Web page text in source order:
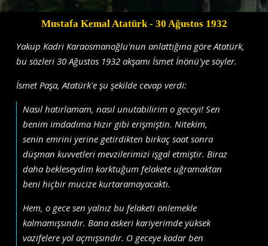
Mustafa Kemal Atatürk- 30 Ağustos 1932
Yakup Kadri Karaosmanoğlu'nun anlattığına göre Atatürk,
bu sözleri 30 Ağustos 1932 akşamı İsmet İnönü'ye söyler.
İsmet Paşa, Atatürk'e şu şekilde cevap verdi:
Nasıl hatırlamam, nasıl unutabilirim o geceyi! Sen
benim imdadıma Hızır gibi erişmiştin. Nitekim,
senin emrini yerine getirdikten birkaç saat sonra
düşman kuvvetleri mevzilerimizi işgal etmiş­tir. Biraz
daha bekleseydim korktuğum felakete uğramaktan
beni hiçbir mucize kurtaramayacaktı.
Hem, o gece sen yalnız bu felaketi önlemekle
kalmamışsındır. Bana askeri kariyerimde yüksek
vazifelere yol açmışsındır. O geceye kadar ben